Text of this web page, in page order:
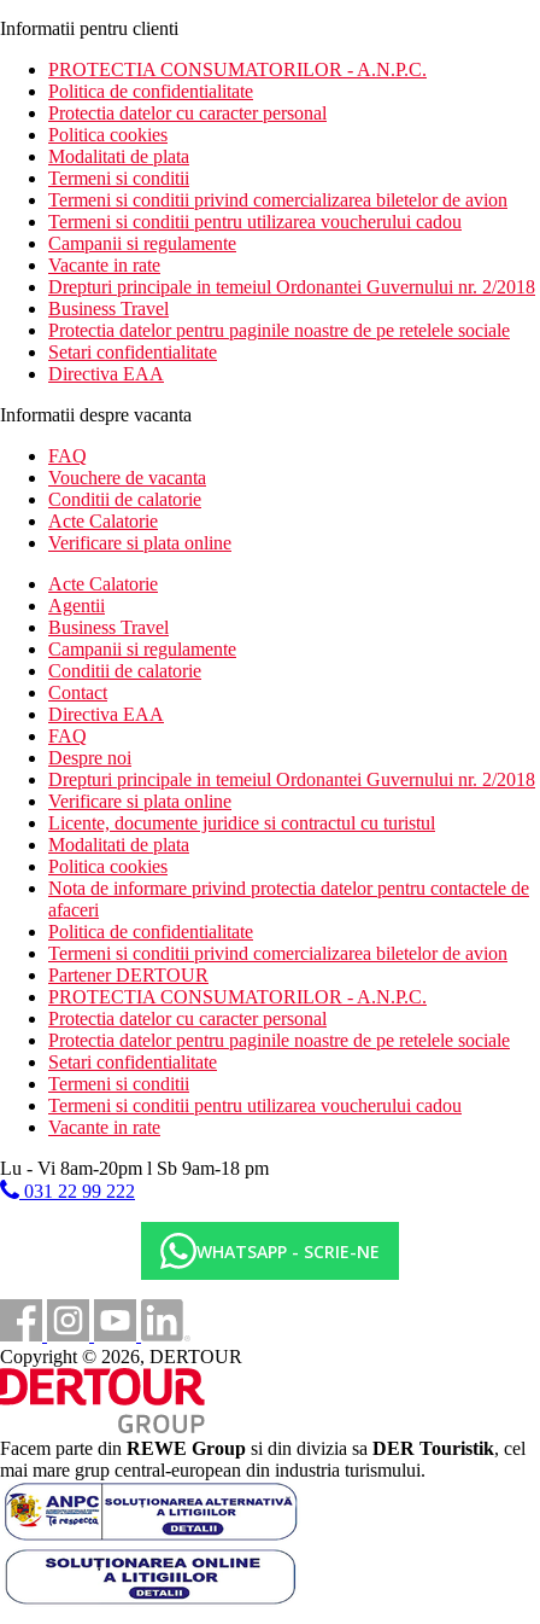
Informatii pentru clienti
PROTECTIA CONSUMATORILOR - A.N.P.C.
Politica de confidentialitate
Protectia datelor cu caracter personal
Politica cookies
Modalitati de plata
Termeni si conditii
Termeni si conditii privind comercializarea biletelor de avion
Termeni si conditii pentru utilizarea voucherului cadou
Campanii si regulamente
Vacante in rate
Drepturi principale in temeiul Ordonantei Guvernului nr. 2/2018
Business Travel
Protectia datelor pentru paginile noastre de pe retelele sociale
Setari confidentialitate
Directiva EAA
Informatii despre vacanta
FAQ
Vouchere de vacanta
Conditii de calatorie
Acte Calatorie
Verificare si plata online
Acte Calatorie
Agentii
Business Travel
Campanii si regulamente
Conditii de calatorie
Contact
Directiva EAA
FAQ
Despre noi
Drepturi principale in temeiul Ordonantei Guvernului nr. 2/2018
Verificare si plata online
Licente, documente juridice si contractul cu turistul
Modalitati de plata
Politica cookies
Nota de informare privind protectia datelor pentru contactele de
afaceri
Politica de confidentialitate
Termeni si conditii privind comercializarea biletelor de avion
Partener DERTOUR
PROTECTIA CONSUMATORILOR - A.N.P.C.
Protectia datelor cu caracter personal
Protectia datelor pentru paginile noastre de pe retelele sociale
Setari confidentialitate
Termeni si conditii
Termeni si conditii pentru utilizarea voucherului cadou
Vacante in rate
Lu - Vi 8am-20pm l Sb 9am-18 pm
031 22 99 222
WHATSAPP - SCRIE-NE
Copyright © 2026, DERTOUR
Facem parte din REWE Group si din divizia sa DER Touristik, cel
mai mare grup central-european din industria turismului.